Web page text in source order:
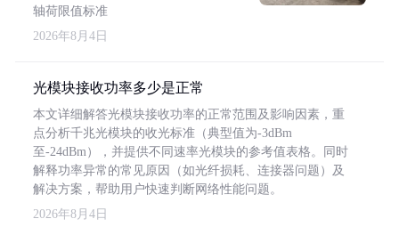
轴荷限值标准
2026年8月4日
光模块接收功率多少是正常
本文详细解答光模块接收功率的正常范围及影响因素，重
点分析千兆光模块的收光标准（典型值为-3dBm
至-24dBm），并提供不同速率光模块的参考值表格。同时
解释功率异常的常见原因（如光纤损耗、连接器问题）及
解决方案，帮助用户快速判断网络性能问题。
2026年8月4日